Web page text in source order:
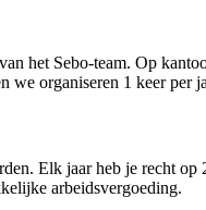
het Sebo-team. Op
we organiseren 1 keer
Elk jaar heb je recht
arbeidsvergoeding.